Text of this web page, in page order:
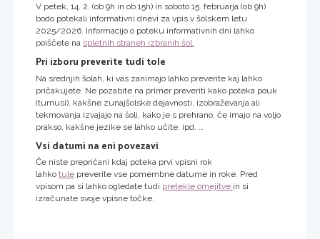
V petek, 14. 2. (ob 9h in ob 15h) in soboto 15. februarja (ob 9h)
bodo potekali informativni dnevi za vpis v šolskem letu
2025/2026. Informacijo o poteku informativnih dni lahko
poiščete na spletnih straneh izbranih šol.
Pri izboru preverite tudi tole
Na srednjih šolah, ki vas zanimajo lahko preverite kaj lahko
pričakujete. Ne pozabite na primer preveriti kako poteka pouk
(turnusi), kakšne zunajšolske dejavnosti, izobraževanja ali
tekmovanja izvajajo na šoli, kako je s prehrano, če imajo na voljo
prakso, kakšne jezike se lahko učite, ipd. …
Vsi datumi na eni povezavi
Če niste prepričani kdaj poteka prvi vpisni rok
lahko tule preverite vse pomembne datume in roke. Pred
vpisom pa si lahko ogledate tudi pretekle omejitve in si
izračunate svoje vpisne točke.